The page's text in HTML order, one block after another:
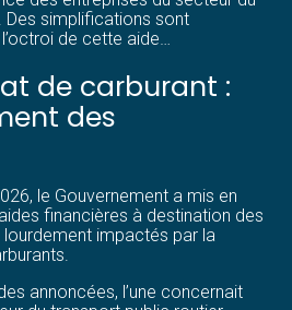
Des simplifications sont
de cette aide…
de carburant :
des
le Gouvernement a mis en
financières à destination des
impactés par la
annoncées, l’une concernait